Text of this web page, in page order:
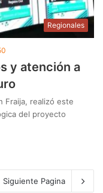
Regionales
y atención a
Fraija, realizó este
del proyecto
Siguiente Pagina